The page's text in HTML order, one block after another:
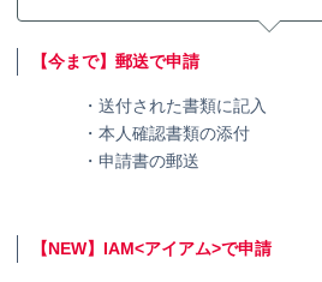
【今まで】郵送で申請
・送付された書類に記入
・本人確認書類の添付
・申請書の郵送
【NEW】IAM<アイアム>で申請